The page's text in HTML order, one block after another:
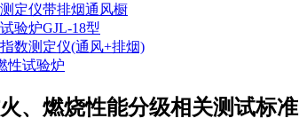
定仪带排烟通风橱
验炉GJL-18型
数测定仪(通风+排烟)
性试验炉
、燃烧性能分级相关测试标准